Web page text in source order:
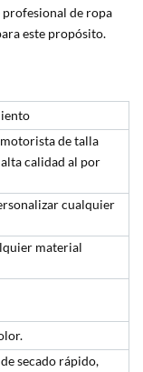
de ropa
este propósito.
de talla
calidad al por
cualquier
material
secado rápido,